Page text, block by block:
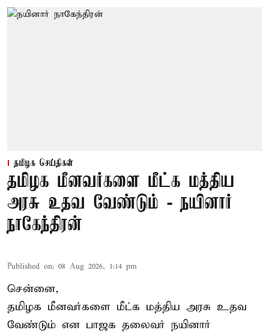
தமிழக செய்திகள்
தமிழக மீனவர்களை மீட்க மத்திய
அரசு உதவ வேண்டும் - நயினார்
நாகேந்திரன்
Published on: 08 Aug 2026, 1:14 pm
சென்னை,
தமிழக மீனவர்களை மீட்க மத்திய அரசு உதவ
வேண்டும் என பாஜக தலைவர் நயினார்